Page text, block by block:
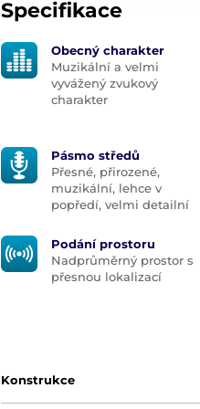
Specifikace
Obecný charakter
Muzikální a velmi
vyvážený zvukový
charakter
Pásmo středů
Přesné, přirozené,
muzikální, lehce v
popředí, velmi detailní
Podání prostoru
Nadprůměrný prostor s
přesnou lokalizací
Konstrukce